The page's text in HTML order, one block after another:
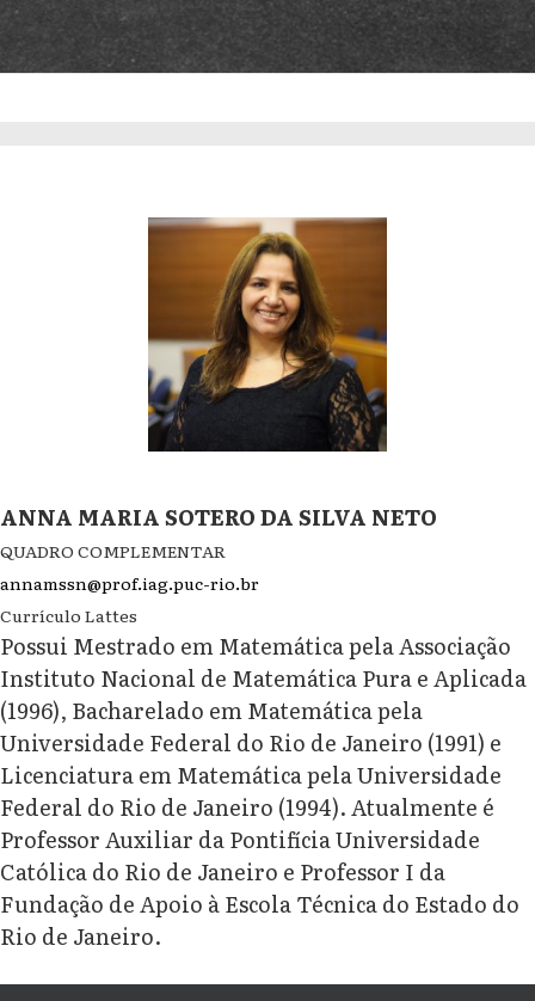
ANNA MARIA SOTERO DA SILVA NETO
QUADRO COMPLEMENTAR
annamssn@prof.iag.puc-rio.br
Currículo Lattes
Possui Mestrado em Matemática pela Associação
Instituto Nacional de Matemática Pura e Aplicada
(1996), Bacharelado em Matemática pela
Universidade Federal do Rio de Janeiro (1991) e
Licenciatura em Matemática pela Universidade
Federal do Rio de Janeiro (1994). Atualmente é
Professor Auxiliar da Pontifícia Universidade
Católica do Rio de Janeiro e Professor I da
Fundação de Apoio à Escola Técnica do Estado do
Rio de Janeiro.